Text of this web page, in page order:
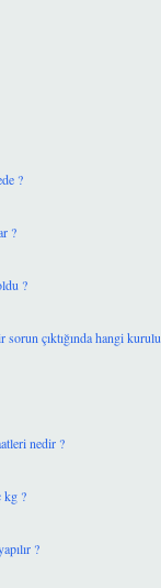
?
?
?
sorun çıktığında hangi
nedir ?
kg ?
?